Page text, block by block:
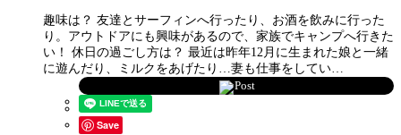
趣味は？ 友達とサーフィンへ行ったり、お酒を飲みに行った
り。アウトドアにも興味があるので、家族でキャンプへ行きた
い！ 休日の過ごし方は？ 最近は昨年12月に生まれた娘と一緒
に遊んだり、ミルクをあげたり…妻も仕事をしてい…
Post
Save